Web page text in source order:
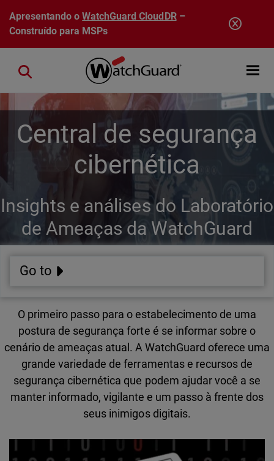
Pular para o conteúdo principal
Apresentando oWatchGuard CloudDR–
Construído para MSPs
Open
Close search
Central de segurança
cibernética
Insights e análises do Laboratório
de Ameaças da WatchGuard
Go to
O primeiro passo para o estabelecimento de uma
postura de segurança forte é se informar sobre o
cenário de ameaças atual. A WatchGuard oferece uma
grande variedade de ferramentas e recursos de
segurança cibernética que podem ajudar você a se
manter informado, vigilante e um passo à frente dos
seus inimigos digitais.